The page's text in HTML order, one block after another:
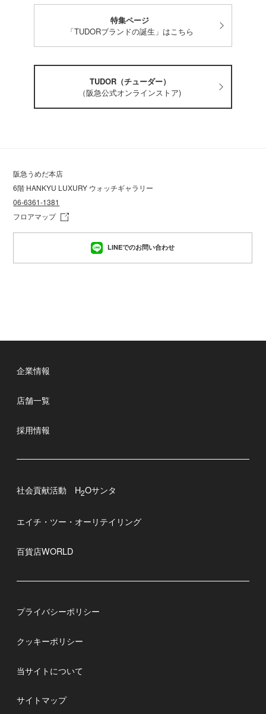
特集ページ
「TUDORブランドの誕生」はこちら
TUDOR（チューダー）
（阪急公式オンラインストア)
阪急うめだ本店
6階 HANKYU LUXURY ウォッチギャラリー
06-6361-1381
フロアマップ
LINEでのお問い合わせ
企業情報
店舗一覧
採用情報
社会貢献活動 H2Oサンタ
エイチ・ツー・オーリテイリング
百貨店WORLD
プライバシーポリシー
クッキーポリシー
当サイトについて
サイトマップ